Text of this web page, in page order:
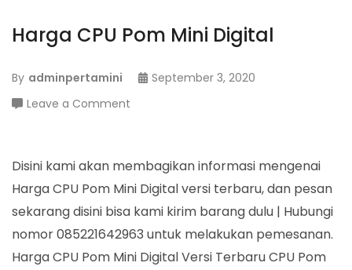
Harga CPU Pom Mini Digital
By adminpertamini
September 3, 2020
Leave a Comment
Pom
Mini
Digital
Disini kami akan membagikan informasi mengenai
Harga CPU Pom Mini Digital versi terbaru, dan pesan
sekarang disini bisa kami kirim barang dulu | Hubungi
nomor 085221642963 untuk melakukan pemesanan.
Harga CPU Pom Mini Digital Versi Terbaru CPU Pom